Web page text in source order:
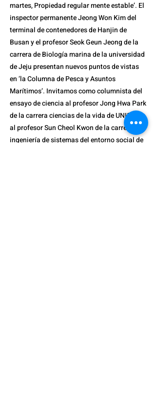
martes, Propiedad regular mente estable’. El
inspector permanente Jeong Won Kim del
terminal de contenedores de Hanjin de
Busan y el profesor Seok Geun Jeong de la
carrera de Biología marina de la universidad
de Jeju presentan nuevos puntos de vistas
en ‘la Columna de Pesca y Asuntos
Marítimos’. Invitamos como columnista del
ensayo de ciencia al profesor Jong Hwa Park
de la carrera ciencias de la vida de UNIST y
al profesor Sun Cheol Kwon de la carrera de
ingeniería de sistemas del entorno social de